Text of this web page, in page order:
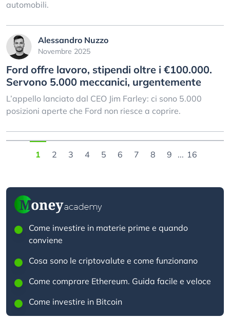
automobili.
Alessandro Nuzzo
Novembre 2025
Ford offre lavoro, stipendi oltre i €100.000.
Servono 5.000 meccanici, urgentemente
L’appello lanciato dal CEO Jim Farley: ci sono 5.000
posizioni aperte che Ford non riesce a coprire.
1 2 3 4 5 6 7 8 9 ... 16
Come investire in materie prime e quando
conviene
Cosa sono le criptovalute e come funzionano
Come comprare Ethereum. Guida facile e veloce
Come investire in Bitcoin